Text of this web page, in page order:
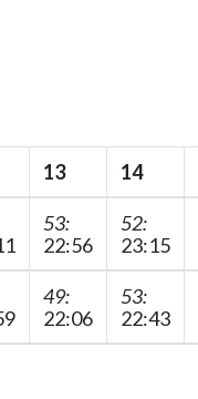
13 14
53:
22:56
52:
23:15
49:
22:06
53:
22:43